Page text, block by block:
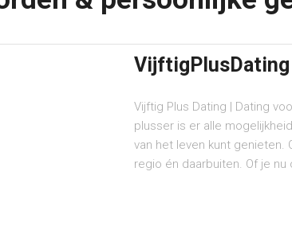
VijftigPlusDating
Vijftig Plus Dating | Dating
plusser is er alle
van het leven kunt genieten.
regio én daarbuiten. Of je nu